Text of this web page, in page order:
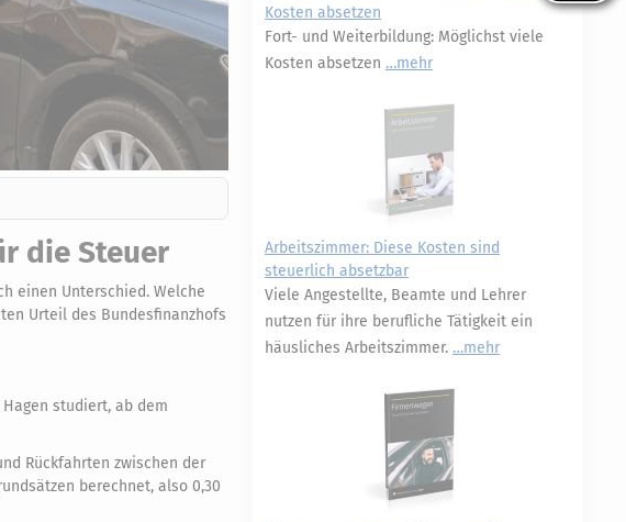
die Steuer
einen Unterschied. Welche
Urteil des Bundesfinanzhofs
studiert, ab dem
Rückfahrten zwischen der
berechnet, also 0,30
Kosten absetzen
Fort- und Weiterbildung: Möglichst viele
Kosten absetzen
mehr
Arbeitszimmer: Diese Kosten sind
steuerlich absetzbar
Viele Angestellte, Beamte und Lehrer
nutzen für ihre berufliche Tätigkeit ein
häusliches Arbeitszimmer.
mehr